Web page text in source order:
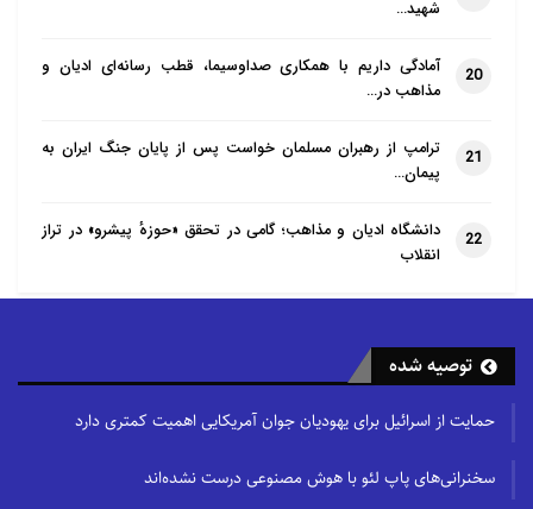
شهید…
20
آمادگی داریم با همکاری صداوسیما، قطب رسانه‌ای ادیان و
مذاهب در…
21
ترامپ از رهبران مسلمان خواست پس از پایان جنگ ایران به
پیمان…
22
دانشگاه ادیان و مذاهب؛ گامی در تحقق «حوزهٔ پیشرو» در تراز
انقلاب
توصیه شده
حمایت از اسرائیل برای یهودیان جوان آمریکایی اهمیت کمتری دارد
سخنرانی‌های پاپ لئو با هوش مصنوعی درست نشده‌اند